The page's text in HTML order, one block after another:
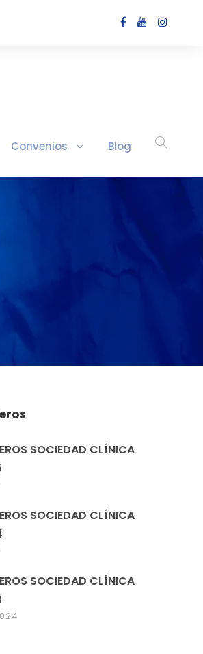
Convenios Blog
SOCIEDAD CLÍNICA
SOCIEDAD CLÍNICA
SOCIEDAD CLÍNICA